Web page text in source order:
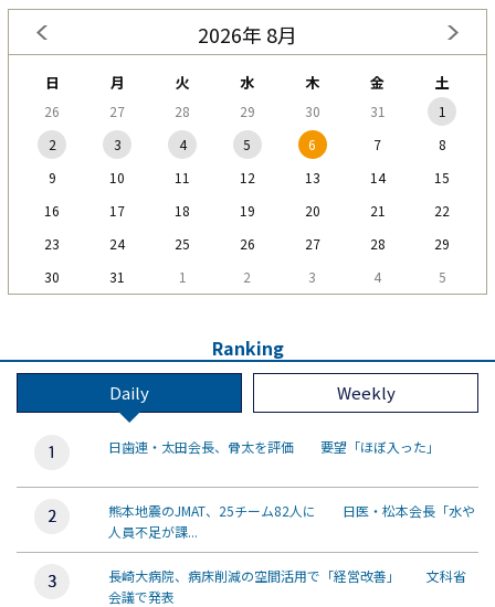
2026年 8月
日 月 火 水 木 金 土
26 27 28 29 30 31
1
2
3 4 5 6 7
8
9
10 11 12 13 14
15
16
17 18 19 20 21
22
23
24 25 26 27 28
29
30
31 1 2 3 4 5
Ranking
Daily Weekly
日歯連・太田会長、骨太を評価 要望「ほぼ入った」
熊本地震のJMAT、25チーム82人に 日医・松本会長「水や
人員不足が課...
長崎大病院、病床削減の空間活用で「経営改善」 文科省
会議で発表